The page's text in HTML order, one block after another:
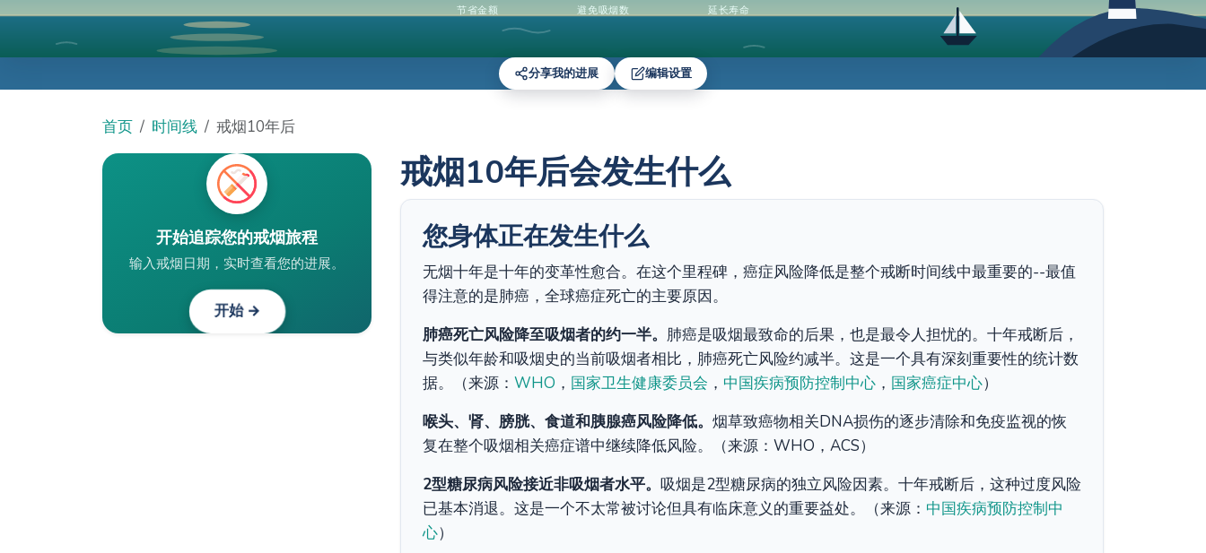
节省金额 避免吸烟数 延长寿命
分享我的进展 编辑设置
首页 时间线 戒烟10年后
开始追踪您的戒烟旅程
输入戒烟日期，实时查看您的进展。
开始 →
戒烟10年后会发生什么
您身体正在发生什么
无烟十年是十年的变革性愈合。在这个里程碑，癌症风险降低是整个戒断时间线中最重要的--最值
得注意的是肺癌，全球癌症死亡的主要原因。
肺癌死亡风险降至吸烟者的约一半。 肺癌是吸烟最致命的后果，也是最令人担忧的。十年戒断后，
与类似年龄和吸烟史的当前吸烟者相比，肺癌死亡风险约减半。这是一个具有深刻重要性的统计数
据。（来源： WHO ， 国家卫生健康委员会 ， 中国疾病预防控制中心 ， 国家癌症中心）
喉头、肾、膀胱、食道和胰腺癌风险降低。 烟草致癌物相关DNA损伤的逐步清除和免疫监视的恢
复在整个吸烟相关癌症谱中继续降低风险。（来源：WHO，ACS）
2型糖尿病风险接近非吸烟者水平。 吸烟是2型糖尿病的独立风险因素。十年戒断后，这种过度风险
已基本消退。这是一个不太常被讨论但具有临床意义的重要益处。（来源： 中国疾病预防控制中
心）